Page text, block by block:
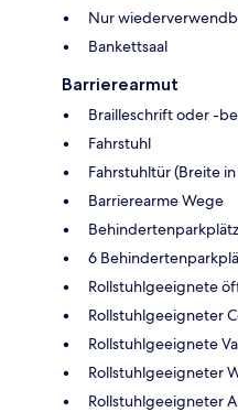
Nur
Bankettsaal
Barrierearmut
Brailleschrift oder -
Fahrstuhl
Fahrstuhltür (Breite
Barrierearme Wege
6
Rollstuhlgeeignete
Rollstuhlgeeigneter
Rollstuhlgeeignete
Rollstuhlgeeigneter
Rollstuhlgeeigneter